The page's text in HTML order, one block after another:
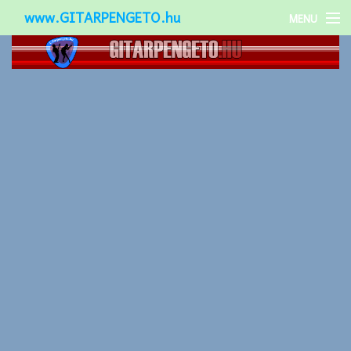
www.GITARPENGETO.hu MENU
Népszerű-